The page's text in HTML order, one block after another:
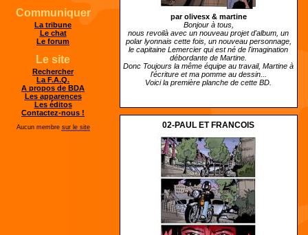
par olivesx & martine
Bonjour à tous,
nous revoilà avec un nouveau projet d'album, un
polar lyonnais cette fois, un nouveau personnage,
le capitaine Lemercier qui est né de l'imagination
débordante de Martine.
Donc Toujours la même équipe au travail, Martine à
l'écriture et ma pomme au dessin...
Voici la première planche de cette BD.
02-PAUL ET FRANCOIS
Communiquer
La tribune
Le chat
Le forum
Le site
Rechercher
La F.A.Q.
A propos de BDA
Les apparences
Les éditos
Contactez-nous !
Aucun membre sur le site